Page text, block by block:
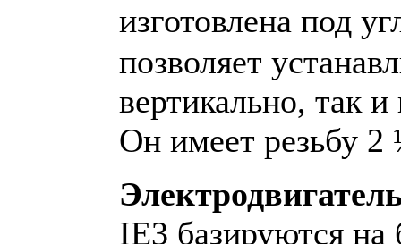
изготовлена под
позволяет
вертикально, так
Он имеет резьбу
IE3 базируются на